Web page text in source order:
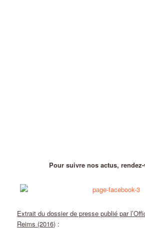
Pour suivre nos actus,
Extrait du dossier de presse publié par
Reims (2016) :